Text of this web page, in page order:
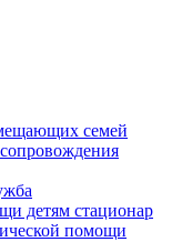
семей
детям стационар
помощи